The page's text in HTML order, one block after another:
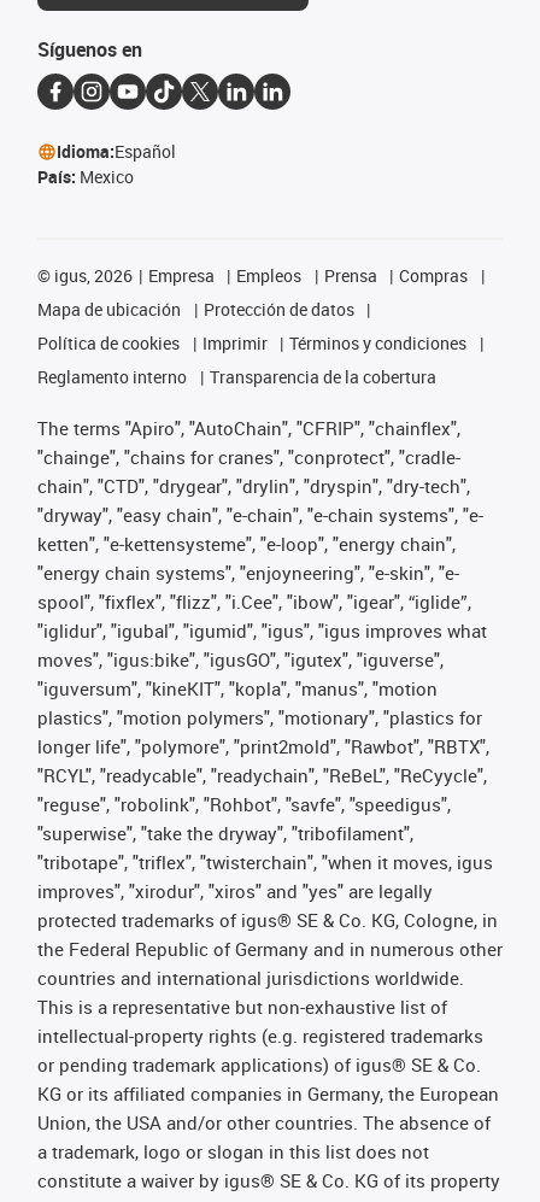
Síguenos en
Idioma:Español
País: Mexico
© igus, 2026 Empresa Empleos Prensa
Compras
Mapa de ubicación
Protección de datos
Política de cookies
Imprimir
Términos y condiciones
Reglamento interno
Transparencia de la cobertura
The terms "Apiro", "AutoChain", "CFRIP", "chainflex",
"chainge", "chains for cranes", "conprotect", "cradle-
chain", "CTD", "drygear", "drylin", "dryspin", "dry-tech",
"dryway", "easy chain", "e-chain", "e-chain systems", "e-
ketten", "e-kettensysteme", "e-loop", "energy chain",
"energy chain systems", "enjoyneering", "e-skin", "e-
spool", "fixflex", "flizz", "i.Cee", "ibow", "igear", “iglide”,
"iglidur", "igubal", "igumid", "igus", "igus improves what
moves", "igus:bike", "igusGO", "igutex", "iguverse",
"iguversum", "kineKIT", "kopla", "manus", "motion
plastics", "motion polymers", "motionary", "plastics for
longer life", "polymore", "print2mold", "Rawbot", "RBTX",
"RCYL", "readycable", "readychain", "ReBeL", "ReCyycle",
"reguse", "robolink", "Rohbot", "savfe", "speedigus",
"superwise", "take the dryway", "tribofilament",
"tribotape", "triflex", "twisterchain", "when it moves, igus
improves", "xirodur", "xiros" and "yes" are legally
protected trademarks of igus® SE & Co. KG, Cologne, in
the Federal Republic of Germany and in numerous other
countries and international jurisdictions worldwide.
This is a representative but non-exhaustive list of
intellectual-property rights (e.g. registered trademarks
or pending trademark applications) of igus® SE & Co.
KG or its affiliated companies in Germany, the European
Union, the USA and/or other countries. The absence of
a trademark, logo or slogan in this list does not
constitute a waiver by igus® SE & Co. KG of its property